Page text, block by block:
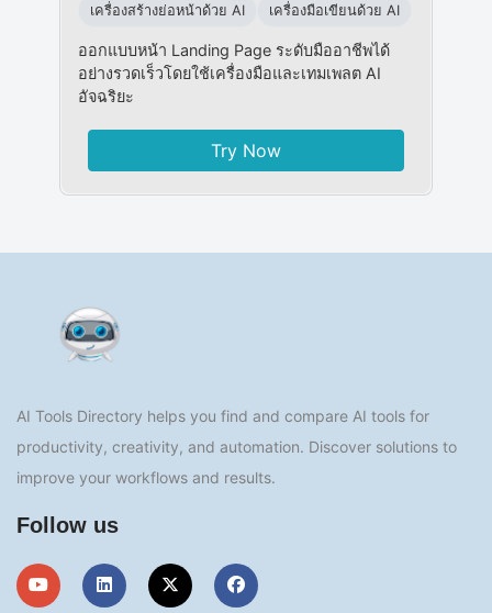
เครื่องสร้างย่อหน้าด้วย AI เครื่องมือเขียนด้วย AI
ออกแบบหน้า Landing Page ระดับมืออาชีพได้
อย่างรวดเร็วโดยใช้เครื่องมือและเทมเพลต AI
อัจฉริยะ
Try Now
AI Tools Directory helps you find and compare AI tools for
productivity, creativity, and automation. Discover solutions to
improve your workflows and results.
Follow us